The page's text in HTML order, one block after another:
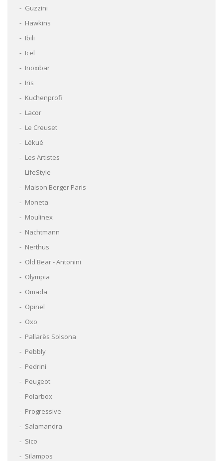
Guzzini
Hawkins
Ibili
Icel
Inoxibar
Iris
Kuchenprofi
Lacor
Le Creuset
Lékué
Les Artistes
LifeStyle
Maison Berger Paris
Moneta
Moulinex
Nachtmann
Nerthus
Old Bear - Antonini
Olympia
Omada
Opinel
Oxo
Pallarès Solsona
Pebbly
Pedrini
Peugeot
Polarbox
Progressive
Salamandra
Sico
Silampos